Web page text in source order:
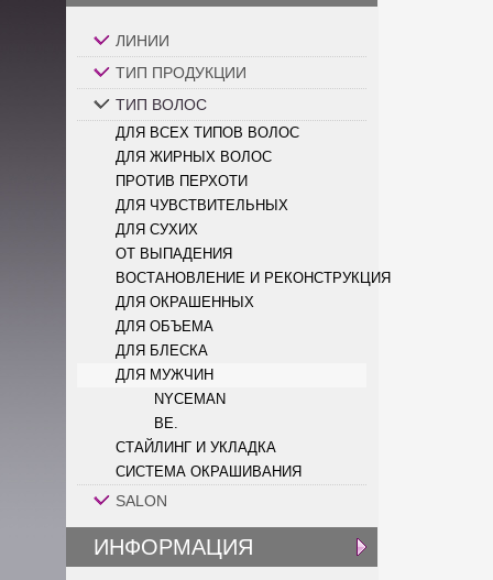
ЛИНИИ
ТИП ПРОДУКЦИИ
ТИП ВОЛОС
ДЛЯ ВСЕХ ТИПОВ ВОЛОС
ДЛЯ ЖИРНЫХ ВОЛОС
ПРОТИВ ПЕРХОТИ
ДЛЯ ЧУВСТВИТЕЛЬНЫХ
ДЛЯ СУХИХ
ОТ ВЫПАДЕНИЯ
ВОСТАНОВЛЕНИЕ И РЕКОНСТРУКЦИЯ
ДЛЯ ОКРАШЕННЫХ
ДЛЯ ОБЪЕМА
ДЛЯ БЛЕСКА
ДЛЯ МУЖЧИН
NYCEMAN
BE.
СТАЙЛИНГ И УКЛАДКА
СИСТЕМА ОКРАШИВАНИЯ
SALON
ИНФОРМАЦИЯ